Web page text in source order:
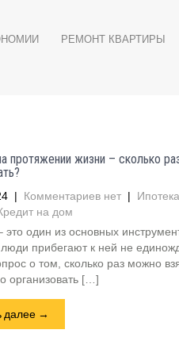
РЕМОНТ КВАРТИРЫ
протяжении жизни – сколько
| Комментариев нет |
на дом
это один из основных
прибегают к ней не
о том, сколько раз можно
организовать […]
далее →